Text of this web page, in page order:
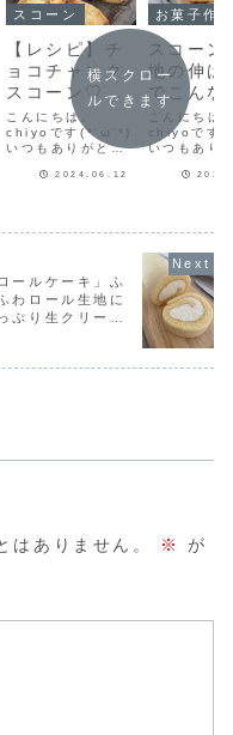
スコーン
【レシピ】チ
ョコチャンク
スコーン♡混
ぜて丸めてカ
ットして焼く
だけ♡簡単お
いしいスコー
こんにちは。
chiyoです(*'ω'*)
いつもありがとう
丸めてカットして
す！チョコチャン
クで美味しさ倍増♪
今日は「チョコチ
2024.06.12
お菓子作
スコーン
地の伸ば
でこんな
う！チ
ップスコ
焼きまし
こんにちは
chiyoです
いつもあり
森永ネオチ
cottaさん
事でこのチ
ップを使っ
から、すっ
味しくって
使...
横スクロー
ルできます
ールケーキ」ふ
わロール生地に
ぷり生クリーム
はありません。 ※
が